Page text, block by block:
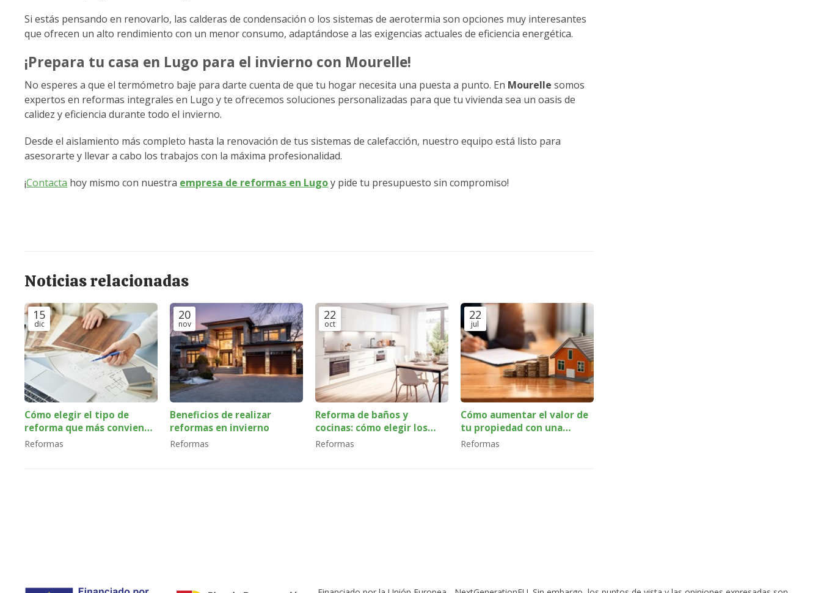
Si estás pensando en renovarlo, las calderas de condensación o los sistemas de aerotermia son opciones muy interesantes
que ofrecen un alto rendimiento con un menor consumo, adaptándose a las exigencias actuales de eficiencia energética.
¡Prepara tu casa en Lugo para el invierno con Mourelle!
No esperes a que el termómetro baje para darte cuenta de que tu hogar necesita una puesta a punto. En Mourelle somos
expertos en reformas integrales en Lugo y te ofrecemos soluciones personalizadas para que tu vivienda sea un oasis de
calidez y eficiencia durante todo el invierno.
Desde el aislamiento más completo hasta la renovación de tus sistemas de calefacción, nuestro equipo está listo para
asesorarte y llevar a cabo los trabajos con la máxima profesionalidad.
¡Contacta hoy mismo con nuestra empresa de reformas en Lugoy pide tu presupuesto sin compromiso!
Noticias relacionadas
15
dic
Cómo elegir el tipo de
reforma que más conviene
a tu hogar
Reformas
20
nov
Beneficios de realizar
reformas en invierno
Reformas
22
oct
Reforma de baños y
cocinas: cómo elegir los
mejores acabados para tu
Reformas
22
jul
Cómo aumentar el valor de
tu propiedad con una
reforma integral
Reformas